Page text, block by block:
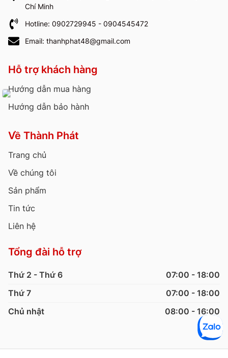
Chí Minh
Hotline: 0902729945 - 0904545472
Email: thanhphat48@gmail.com
Hỗ trợ khách hàng
Hướng dẫn mua hàng
Hướng dẫn bảo hành
Về Thành Phát
Trang chủ
Về chúng tôi
Sản phẩm
Tin tức
Liên hệ
Tổng đài hỗ trợ
Thứ 2 - Thứ 6
07:00 - 18:00
Thứ 7
07:00 - 18:00
Chủ nhật
08:00 - 16:00